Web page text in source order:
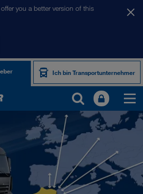
you a better version of this
Ich bin Transportunternehmer